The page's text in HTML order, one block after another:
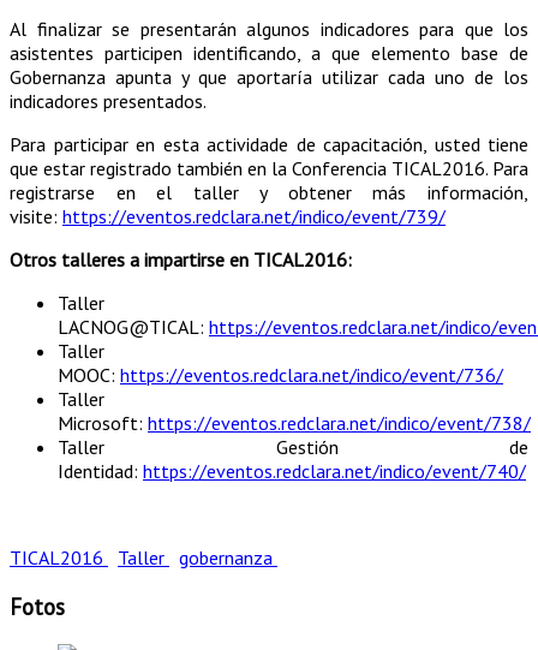
Al finalizar se presentarán algunos indicadores para que los
asistentes participen identificando, a que elemento base de
Gobernanza apunta y que aportaría utilizar cada uno de los
indicadores presentados.
Para participar en esta actividade de capacitación, usted tiene
que estar registrado también en la Conferencia TICAL2016. Para
registrarse en el taller y obtener más información,
visite: https://eventos.redclara.net/indico/event/739/
Otros talleres a impartirse en TICAL2016:
Taller
LACNOG@TICAL: https://eventos.redclara.net/indico/
Taller
MOOC: https://eventos.redclara.net/indico/event/736/
Taller
Microsoft: https://eventos.redclara.net/indico/event/738/
Taller Gestión de
Identidad: https://eventos.redclara.net/indico/event/740/
TICAL2016 Taller gobernanza
Fotos